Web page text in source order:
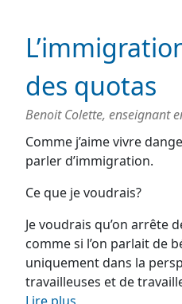
des quotas
Benoit Colette, enseignant
Comme j’aime vivre
parler d’immigration.
Ce que je voudrais?
Je voudrais qu’on arrête
comme si l’on parlait de
uniquement dans la
travailleuses et de